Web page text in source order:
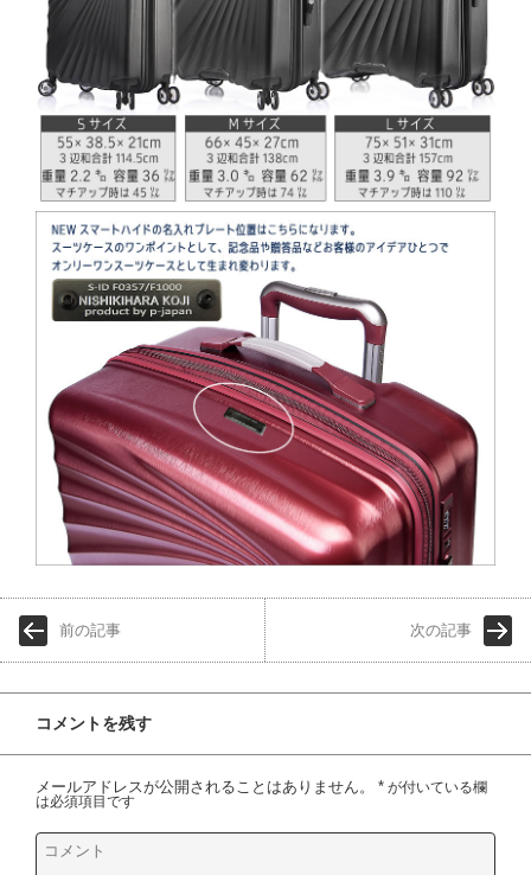
前の記事 次の記事
コメントを残す
メールアドレスが公開されることはありません。 * が付いている欄
は必須項目です